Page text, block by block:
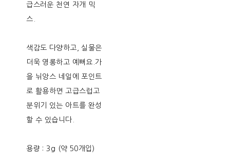
급스러운 천연 자개 믹
스.
색감도 다양하고, 실물은
더욱 영롱하고 예뻐요.가
을 뉘앙스 네일에 포인트
로 활용하면 고급스럽고
분위기 있는 아트를 완성
할 수 있습니다.
용량 : 3g (약 50개입)